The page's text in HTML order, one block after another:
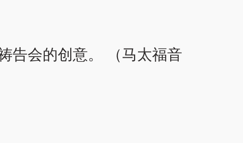
告会的创意。 （马太福音